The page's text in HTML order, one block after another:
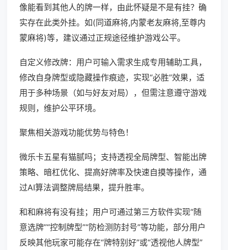
像能看到其他人的牌一样，由此怀疑是不是有挂？确
实存在此类外挂。如(同道麻将,内蒙老友麻将,至尊内
蒙麻将)等，建议通过正规途径维护游戏公平。
自定义修改牌：用户可输入需求生成专用辅助工具，
修改自身牌型或隐藏操作痕迹，实现“必胜”效果，适
用于多种场景（如与好友对局），但需注意遵守游戏
规则，维护公平环境。
聚焦相关游戏功能优势与特色！
微乐卡五星有猫腻吗；支持透视全局牌型、智能出牌
策略、暗杠优化、提高好牌率及快速自摸等操作，通
过AI算法调整牌局结果，提升胜率。
和和麻将有没有挂；用户可通过第三方软件实现“随
意选牌”“控制牌型”“防检测防封号”等功能，部分用户
反映其他玩家可能存在“牌特别好”或“透视他人牌型”